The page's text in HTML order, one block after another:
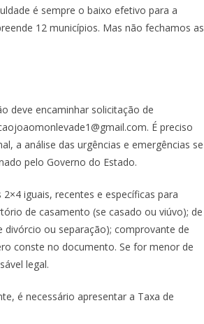
é sempre o baixo efetivo para a
12 municípios. Mas não fechamos as
deve encaminhar solicitação de
É preciso
a análise das urgências e emergências se
pelo Governo do Estado.
iguais, recentes e específicas para
de casamento (se casado ou viúvo); de
ou separação); comprovante de
conste no documento. Se for menor de
legal.
é necessário apresentar a Taxa de